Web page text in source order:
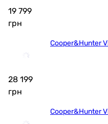
19 799
грн
Cooper&Hunter
28 199
грн
Cooper&Hunter